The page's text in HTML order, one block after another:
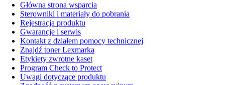
Główna strona wsparcia
Sterowniki i materiały do pobrania
Rejestracja produktu
Gwarancje i serwis
Kontakt z działem pomocy technicznej
Znajdź toner Lexmarka
Etykiety zwrotne kaset
Program Check to Protect
Uwagi dotyczące produktu